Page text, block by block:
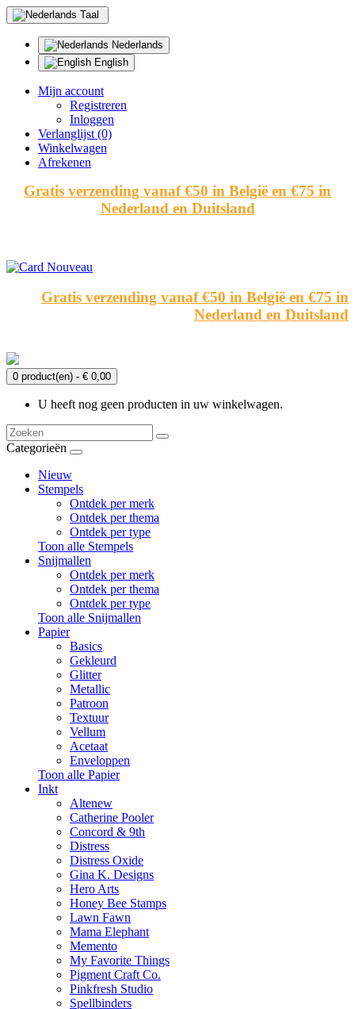
Taal
Nederlands
English
Mijn account
Registreren
Inloggen
Verlanglijst (0)
Winkelwagen
Afrekenen
Gratis verzending vanaf €50 in België en €75 in
Nederland en Duitsland
Gratis verzending vanaf €50 in België en €75 in
Nederland en Duitsland
0 product(en) - € 0,00
U heeft nog geen producten in uw winkelwagen.
Categorieën
Nieuw
Stempels
Ontdek per merk
Ontdek per thema
Ontdek per type
Toon alle Stempels
Snijmallen
Ontdek per merk
Ontdek per thema
Ontdek per type
Toon alle Snijmallen
Papier
Basics
Gekleurd
Glitter
Metallic
Patroon
Textuur
Vellum
Acetaat
Enveloppen
Toon alle Papier
Inkt
Altenew
Catherine Pooler
Concord & 9th
Distress
Distress Oxide
Gina K. Designs
Hero Arts
Honey Bee Stamps
Lawn Fawn
Mama Elephant
Memento
My Favorite Things
Pigment Craft Co.
Pinkfresh Studio
Spellbinders